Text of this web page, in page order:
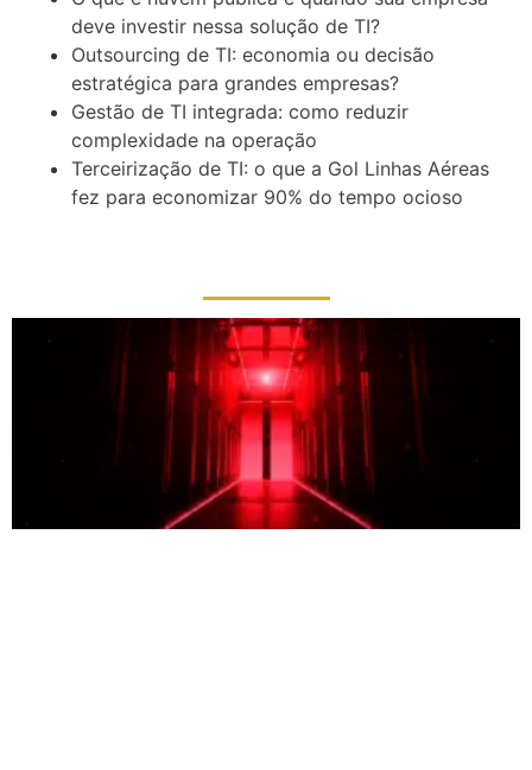
deve investir nessa solução de TI?
Outsourcing de TI: economia ou decisão
estratégica para grandes empresas?
Gestão de TI integrada: como reduzir
complexidade na operação
Terceirização de TI: o que a Gol Linhas Aéreas
fez para economizar 90% do tempo ocioso